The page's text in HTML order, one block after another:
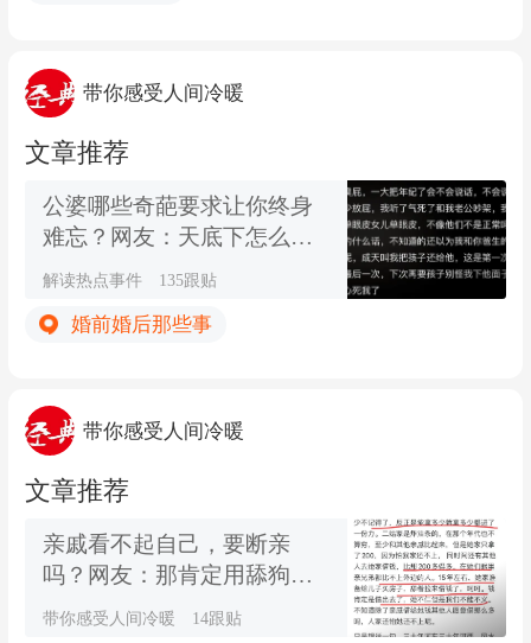
带你感受人间冷暖
文章推荐
公婆哪些奇葩要求让你终身
难忘？网友：天底下怎么有
这么讨厌的婆婆
解读热点事件 135跟贴
婚前婚后那些事
带你感受人间冷暖
文章推荐
亲戚看不起自己，要断亲
吗？网友：那肯定用舔狗的
态度啊，越看不起越舔
带你感受人间冷暖 14跟贴